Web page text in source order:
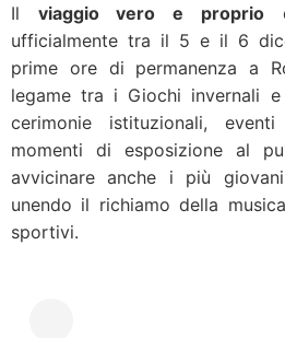
Il viaggio vero e proprio
ufficialmente tra il 5 e il 6
prime ore di permanenza a
legame tra i Giochi invernali
cerimonie istituzionali,
momenti di esposizione al
avvicinare anche i più
unendo il richiamo della
sportivi.